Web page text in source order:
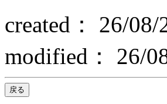
created： 26/08/
modified： 26/